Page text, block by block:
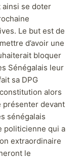
ainsi se doter
Le but est de
d’avoir une
bloquer
Sénégalais leur
sa DPG
alors
présenter devant
sénégalais
politicienne qui a
extraordinaire
le